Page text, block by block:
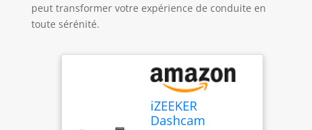
peut transformer votre expérience de conduite en
toute sérénité.
iZEEKER
Dashcam